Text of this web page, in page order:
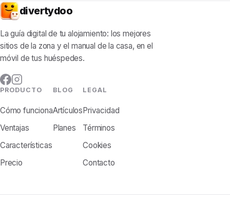
divertydoo
La guía digital de tu alojamiento: los mejores
sitios de la zona y el manual de la casa, en el
móvil de tus huéspedes.
PRODUCTO
Cómo funciona
Ventajas
Características
Precio
BLOG
Artículos
Planes
LEGAL
Privacidad
Términos
Cookies
Contacto